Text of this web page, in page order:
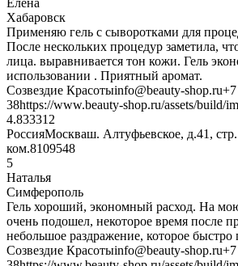
Хабаровск
Применяю гель с сыворотками для
После нескольких процедур заметила,
лица. выравнивается тон кожи. Гель
использовании . Приятный аромат.
Созвездие Красотыinfo@beauty-shop.ru
38https://www.beauty-shop.ru/assets/build/
4.833312
РоссияМоскваш. Алтуфьевское, д.41,
ком.8109548
5
Наталья
Симферополь
Гель хороший, экономный расход. На
очень подошел, некоторое время после
небольшое раздражение, которое быстро
Созвездие Красотыinfo@beauty-shop.ru